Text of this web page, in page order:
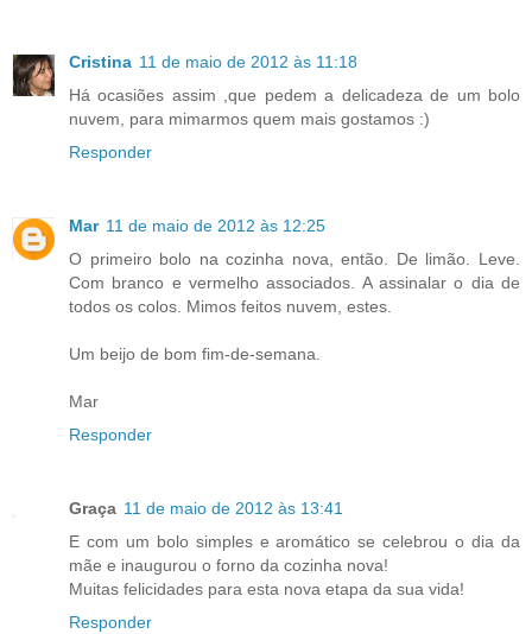
Cristina 11 de maio de 2012 às 11:18
Há ocasiões assim ,que pedem a delicadeza de um bolo
nuvem, para mimarmos quem mais gostamos :)
Responder
Mar 11 de maio de 2012 às 12:25
O primeiro bolo na cozinha nova, então. De limão. Leve.
Com branco e vermelho associados. A assinalar o dia de
todos os colos. Mimos feitos nuvem, estes.
Um beijo de bom fim-de-semana.
Mar
Responder
Graça 11 de maio de 2012 às 13:41
E com um bolo simples e aromático se celebrou o dia da
mãe e inaugurou o forno da cozinha nova!
Muitas felicidades para esta nova etapa da sua vida!
Responder